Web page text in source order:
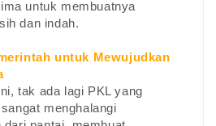
untuk membuatnya
dan indah.
untuk Mewujudkan
tak ada lagi PKL yang
menghalangi